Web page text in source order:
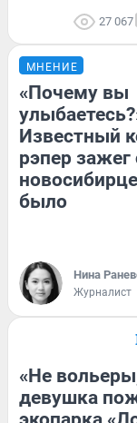
27 067
МНЕНИЕ
«Почему вы
Известный
рэпер
было
Нина
Журналист
«Не
девушка